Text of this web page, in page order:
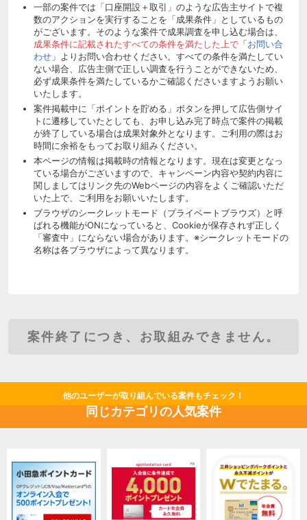
一部の案件では「口座開設＋取引」のような広告主サイトで複
数のアクションを実行することを「成果条件」としているもの
がございます。そのような案件で成果調査を申し込む場合は、
成果条件に記載されたすべての条件を満たした上で「お問い合
わせ」よりお問い合わせください。すべての条件を満たしてい
ない場合、広告主側で正しい調査を行うことができないため、
必ず成果条件を満たしているかご確認くださいますようお願い
いたします。
案件掲載中に「ポイントを貯める」ボタンを押して広告側サイ
トに遷移していたとしても、お申し込み完了時点で案件の掲載
が終了している場合は成果対象外となります。ご利用の際はお
時間に余裕をもってお取り組みください。
本ページの情報は掲載時の情報となります。現在は変更となっ
ている場合がございますので、キャンペーン内容や契約内容に
関しましてはリンク先のWebページの内容をよくご確認いただ
いた上で、ご利用をお願いいたします。
ブラウザのシークレットモード（プライベートブラウズ）と呼
ばれる機能がONになっていると、Cookieが保存されず正しく
「審査中」にならない場合があります。※シークレットモードの
名称は各ブラウザによって異なります。
案件終了につき、お取組みできません。
他のユーザーが取り組んでいる案件もチェック！
同じカテゴリの人気案件